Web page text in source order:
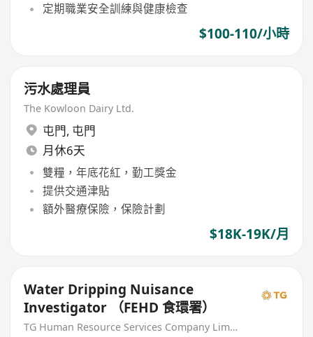
定期職業安全訓練與健康檢查
$100-110/小時
污水處理員
The Kowloon Dairy Ltd.
屯門, 屯門
月休6天
雙糧，年底花紅，勤工獎金
提供交通津貼
額外醫療保險，保險計劃
$18K-19K/月
Water Dripping Nuisance
Investigator （FEHD 食環署）
TG Human Resource Services Company Limited